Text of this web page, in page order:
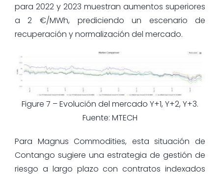
para 2022 y 2023 muestran aumentos superiores
a 2 €/MWh, prediciendo un escenario de
recuperación y normalización del mercado.
Figure 7 – Evolución del mercado Y+1, Y+2, Y+3.
Fuente: MTECH
Para Magnus Commodities, esta situación de
Contango sugiere una estrategia de gestión de
riesgo a largo plazo con contratos indexados